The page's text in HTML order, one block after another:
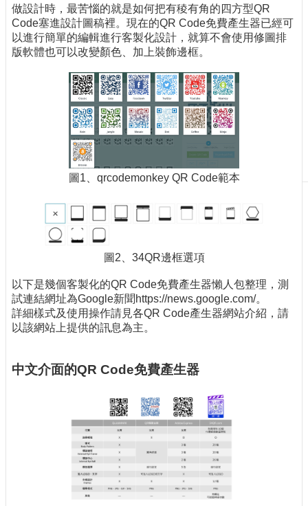
關
於
我
們
技
術
論
產
業
做設計時，最苦惱的就是如何把有稜有角的四方型QR
Code塞進設計圖稿裡。現在的QR Code免費產生器已經可
以進行簡單的編輯進行客製化設計，就算不會使用修圖排
版軟體也可以改變顏色、加上裝飾邊框。
圖1、qrcodemonkey QR Code範本
圖2、34QR邊框選項
以下是幾個客製化的QR Code免費產生器懶人包整理，測
試連結網址為Google新聞https://news.google.com/。
詳細樣式及使用操作請見各QR Code產生器網站介紹，請
以該網站上提供的訊息為主。
中文介面的QR Code免費產生器